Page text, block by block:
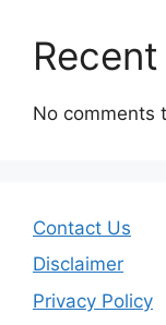
No comments
Contact Us
Disclaimer
Privacy Policy